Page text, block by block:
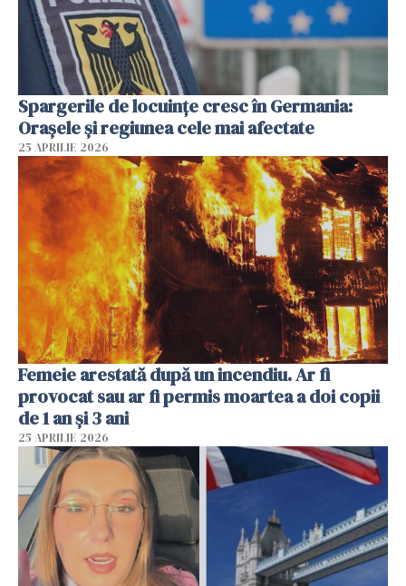
Spargerile de locuințe cresc în Germania:
Orașele și regiunea cele mai afectate
25 APRILIE 2026
Femeie arestată după un incendiu. Ar fi
provocat sau ar fi permis moartea a doi copii
de 1 an și 3 ani
25 APRILIE 2026